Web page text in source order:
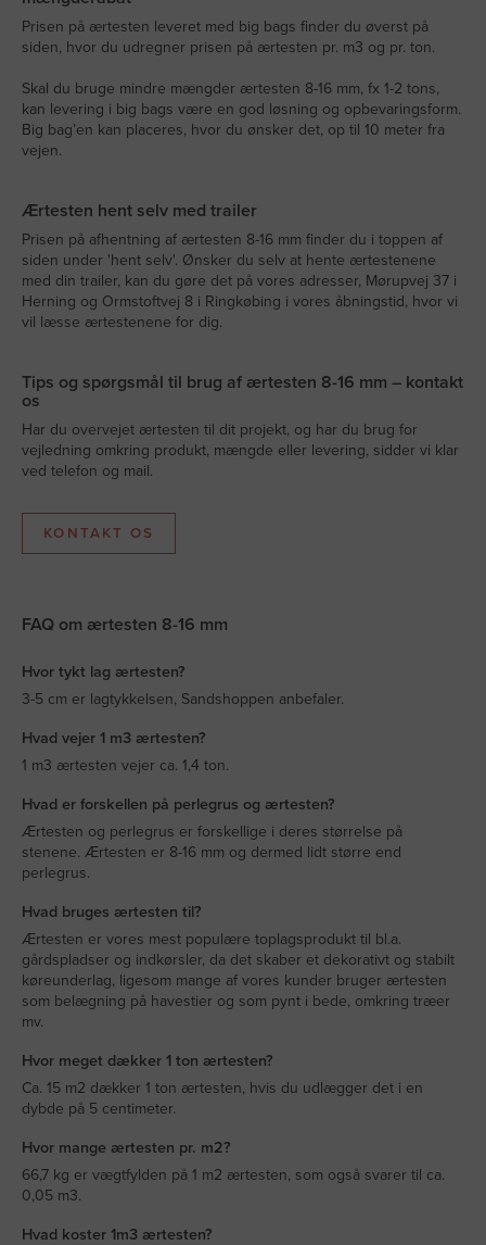
Prisen på ærtesten leveret med big bags finder du øverst på
siden, hvor du udregner prisen på ærtesten pr. m3 og pr. ton.
Skal du bruge mindre mængder ærtesten 8-16 mm, fx 1-2 tons,
kan levering i big bags være en god løsning og opbevaringsform.
Big bag’en kan placeres, hvor du ønsker det, op til 10 meter fra
vejen.
Ærtesten hent selv med trailer
Prisen på afhentning af ærtesten 8-16 mm finder du i toppen af
siden under 'hent selv'. Ønsker du selv at hente ærtestenene
med din trailer, kan du gøre det på vores adresser, Mørupvej 37 i
Herning og Ormstoftvej 8 i Ringkøbing i vores åbningstid, hvor vi
vil læsse ærtestenene for dig.
Tips og spørgsmål til brug af ærtesten 8-16 mm – kontakt
os
Har du overvejet ærtesten til dit projekt, og har du brug for
vejledning omkring produkt, mængde eller levering, sidder vi klar
ved telefon og mail.
KONTAKT OS
FAQ om ærtesten 8-16 mm
Hvor tykt lag ærtesten?
3-5 cm er lagtykkelsen, Sandshoppen anbefaler.
Hvad vejer 1 m3 ærtesten?
1 m3 ærtesten vejer ca. 1,4 ton.
Hvad er forskellen på perlegrus og ærtesten?
Ærtesten og perlegrus er forskellige i deres størrelse på
stenene. Ærtesten er 8-16 mm og dermed lidt større end
perlegrus.
Hvad bruges ærtesten til?
Ærtesten er vores mest populære toplagsprodukt til bl.a.
gårdspladser og indkørsler, da det skaber et dekorativt og stabilt
køreunderlag, ligesom mange af vores kunder bruger ærtesten
som belægning på havestier og som pynt i bede, omkring træer
mv.
Hvor meget dækker 1 ton ærtesten?
Ca. 15 m2 dækker 1 ton ærtesten, hvis du udlægger det i en
dybde på 5 centimeter.
Hvor mange ærtesten pr. m2?
66,7 kg er vægtfylden på 1 m2 ærtesten, som også svarer til ca.
0,05 m3.
Hvad koster 1m3 ærtesten?